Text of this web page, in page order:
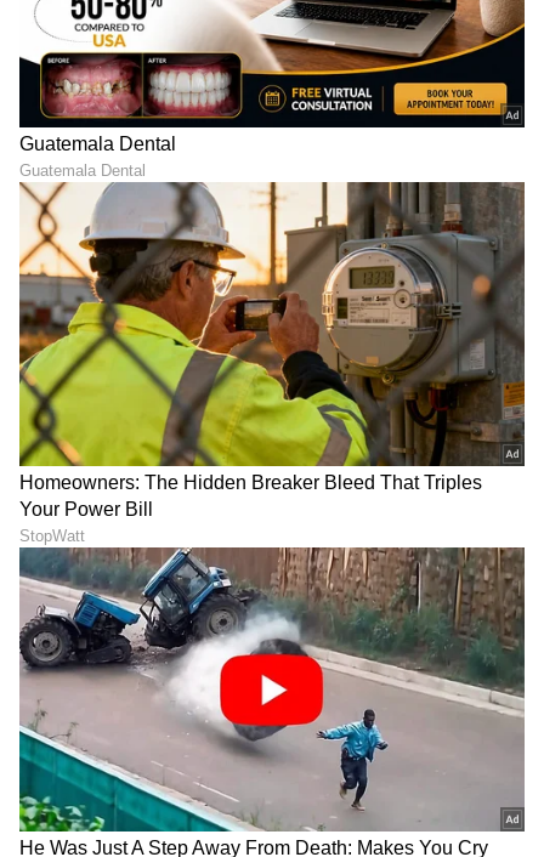
ಮಾಹಿತಿಯೂ ಇಲ್ಲಿದೆ.
ABOUT THE AUTHOR
SD Suchethana D
Suchetana ಮಲೆನಾಡಿನ ಹೆಬ್ಬಾಗಿಲು ಶಿರಸಿಯವಳು. ಓದಿದ್ದು LLB,
ಒಲಿದದ್ದು ಪತ್ರಿಕೋದ್ಯಮ, ಪ್ರಜಾವಾಣಿಯಲ್ಲಿ 15 ವರ್ಷಗಳ
ಅನುಭವ. ಇದರಲ್ಲಿ 10 ವರ್ಷ ನ್ಯಾಯಾಂಗ ವರದಿಗಾರಿಕೆ. ಕಾನೂನು
ಮತ್ತು ಮಹಿಳಾ ಸಂವೇದನೆಗೆ ಸಂಬಂಧಿಸಿದ ಲೇಖನಗಳಿಗೆ ಕರ್ನಾಟಕ
ಮಾಧ್ಯಮ ಅಕಾಡೆಮಿ, ಮುಂಬೈನ ಲಾಡ್ಲಿ ಮೀಡಿಯಾ ಅವಾರ್ಡ್​,
ರೋಟರಿ ಎಕ್ಸಲೆನ್ಸ್​ ಅವಾರ್ಡ್​ ಸೇರಿದಂತೆ ಕೆಲವು ಪ್ರಶಸ್ತಿಗಳು
ಲಭಿಸಿವೆ. ಚೀನಾದಲ್ಲಿ ನಡೆದ ಭಾರತ ಮಟ್ಟದ ಯುವ ನಿಯೋಗದಲ್ಲಿ
ಮಾಧ್ಯಮ ಕ್ಷೇತ್ರದಿಂದ ಪ್ರತಿನಿಧಿಯಾಗಿ ಆಯ್ಕೆ. ವಿಜಯವಾಣಿಯಲ್ಲಿ
ಕೆಲಸ ಮಾಡಿ ಈಗ ದೂರದರ್ಶನ ಚಂದನದಲ್ಲಿ ಮತ್ತು ಏಷ್ಯಾನೆಟ್​
ಸುವರ್ಣದಲ್ಲಿ ಫ್ರೀಲ್ಯಾನ್ಸರ್​ ಆಗಿ ಕೆಲಸ ನಿರ್ವಹಣೆ.
ಮನರಂಜನಾ ಸುದ್ದಿ ಟಿವಿ ಶೋ ಕನ್ನಡ ಧಾರಾವಾಹಿ
DOWNLOAD APP